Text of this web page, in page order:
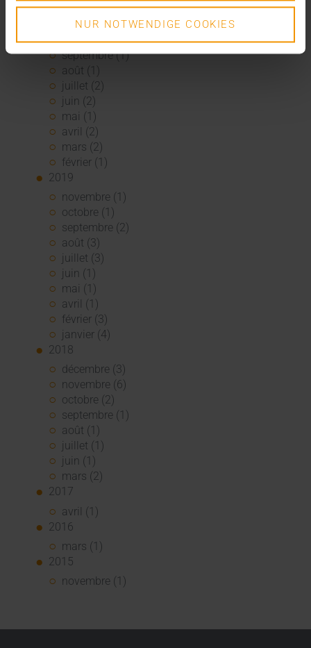
NUR NOTWENDIGE COOKIES
2020
décembre (3)
novembre (1)
septembre (1)
août (1)
juillet (2)
juin (2)
mai (1)
avril (2)
mars (2)
février (1)
2019
novembre (1)
octobre (1)
septembre (2)
août (3)
juillet (3)
juin (1)
mai (1)
avril (1)
février (3)
janvier (4)
2018
décembre (3)
novembre (6)
octobre (2)
septembre (1)
août (1)
juillet (1)
juin (1)
mars (2)
2017
avril (1)
2016
mars (1)
2015
novembre (1)